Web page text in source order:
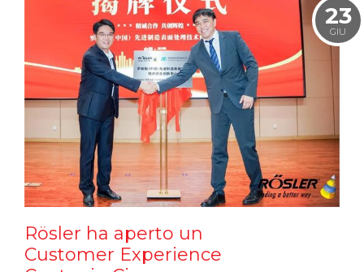
23
GIU
Rösler ha aperto un
Customer Experience